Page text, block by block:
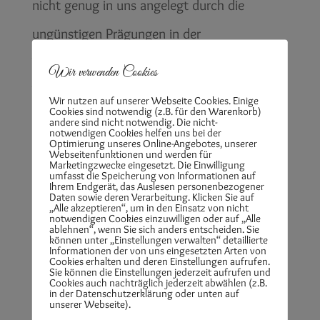
nicht genug in uns angelegt durch die
ungünstigen Prägungen in der
Vergangenheit.
Körper zum Teil oder nahezu ganz verloren
und befinden uns hauptsächlich im Kopf, in
Gedanken, die sich mit der Vergangenheit
oder Zukunft beschäftigen.
Das im HIER UND JETZT SEIN und die
KÖRPERWAHRNEHMUNG sind kaum
möglich dadurch.
Wir verwenden Cookies
Wir nutzen auf unserer Webseite Cookies. Einige
Cookies sind notwendig (z.B. für den Warenkorb)
andere sind nicht notwendig. Die nicht-
notwendigen Cookies helfen uns bei der
Optimierung unseres Online-Angebotes, unserer
Webseitenfunktionen und werden für
Marketingzwecke eingesetzt. Die Einwilligung
umfasst die Speicherung von Informationen auf
Ihrem Endgerät, das Auslesen personenbezogener
Daten sowie deren Verarbeitung. Klicken Sie auf
„Alle akzeptieren“, um in den Einsatz von nicht
notwendigen Cookies einzuwilligen oder auf „Alle
ablehnen“, wenn Sie sich anders entscheiden. Sie
können unter „Einstellungen verwalten“ detaillierte
Informationen der von uns eingesetzten Arten von
Cookies erhalten und deren Einstellungen aufrufen.
Sie können die Einstellungen jederzeit aufrufen und
Cookies auch nachträglich jederzeit abwählen (z.B.
in der Datenschutzerklärung oder unten auf
unserer Webseite).